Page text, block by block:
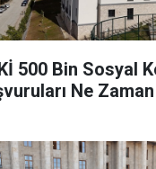
500 Bin Sosyal
Ne